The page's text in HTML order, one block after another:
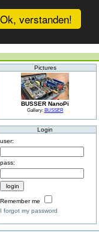
Ok, verstanden!
Pictures
BUSSER NanoPi
Gallery: BUSSER
Login
user:
pass:
Remember me
I forgot my password